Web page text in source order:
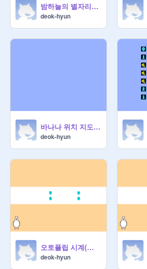
밤하늘의 별자리(업그레이드)
deok-hyun
바나나 위치 지도 만들기(업그레이드)
deok-hyun
오토플립 시계(기본)
deok-hyun